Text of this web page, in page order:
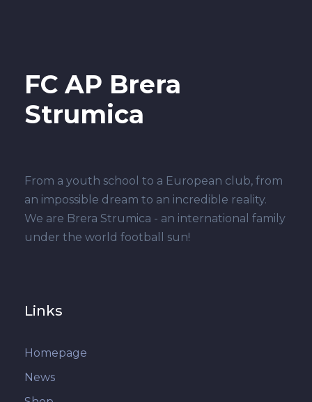
FC AP Brera
Strumica
From a youth school to a European club, from
an impossible dream to an incredible reality.
We are Brera Strumica - an international family
under the world football sun!
Links
Homepage
News